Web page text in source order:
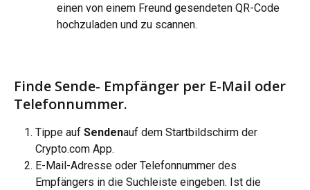
einen von einem Freund gesendeten QR-Code
hochzuladen und zu scannen.
Finde Sende- Empfänger per E-Mail oder
Telefonnummer.
Tippe auf Sendenauf dem Startbildschirm der
Crypto.com App.
E-Mail-Adresse oder Telefonnummer des
Empfängers in die Suchleiste eingeben. Ist die